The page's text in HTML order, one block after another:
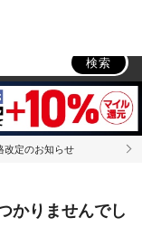
検索
改定のお知らせ
かりませんでし